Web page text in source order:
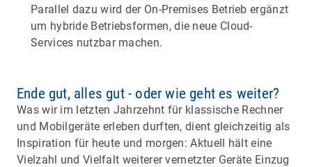
Parallel dazu wird der On-Premises Betrieb ergänzt
um hybride Betriebsformen, die neue Cloud-
Services nutzbar machen.
Ende gut, alles gut - oder wie geht es weiter?
Was wir im letzten Jahrzehnt für klassische Rechner
und Mobilgeräte erleben durften, dient gleichzeitig als
Inspiration für heute und morgen: Aktuell hält eine
Vielzahl und Vielfalt weiterer vernetzter Geräte Einzug